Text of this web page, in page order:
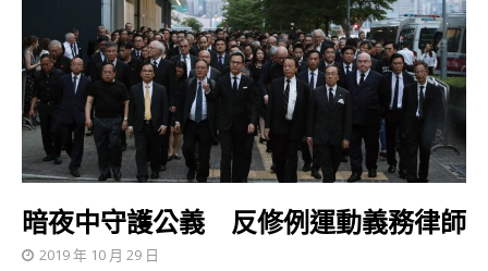
暗夜中守護公義 反修例運動義務律師
2019 年 10 月 29 日